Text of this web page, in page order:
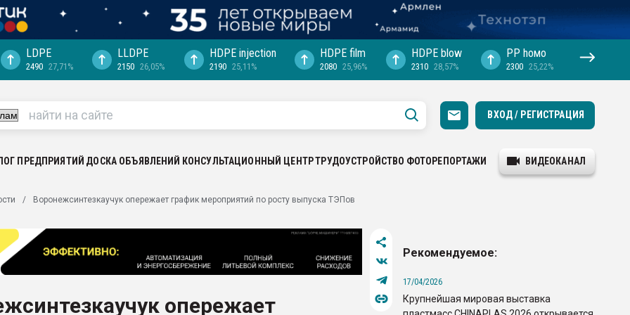
выходит на
рынке
LDPE
2490 27,71%
LLDPE
2150 26,05%
HDPE injection
2190 25,11%
HDPE film
2080 25,96%
HDPE blow
2310 28,57%
PP hомо
2300 25,22%
ВХОД / РЕГИСТРАЦИЯ
ПРЕДПРИЯТИЙ ДОСКА ОБЪЯВЛЕНИЙ КОНСУЛЬТАЦИОННЫЙ ЦЕНТРТРУДОУСТРОЙСТВО ФОТОРЕПОРТАЖИ ВИДЕОКАНАЛ
Воронежсинтезкаучук опережает график мероприятий по росту выпуска ТЭПов
опережает
Рекомендуемое:
17/04/2026
Крупнейшая мировая выставка